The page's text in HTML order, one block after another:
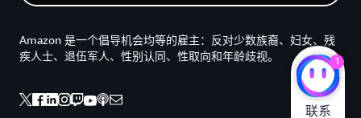
Amazon 是一个倡导机会均等的雇主：反对少数族裔、妇女、残
疾人士、退伍军人、性别认同、性取向和年龄歧视。
1
联系